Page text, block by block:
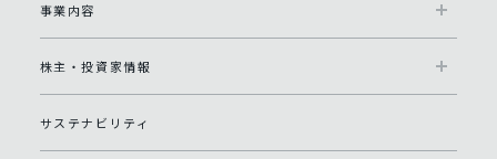
事業内容
株主・投資家情報
サステナビリティ